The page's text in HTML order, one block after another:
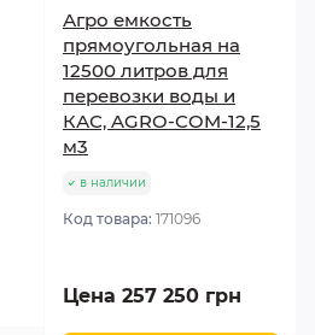
Агро емкость
прямоугольная на
12500 литров для
перевозки воды и
КАС, AGRO-COM-12,5
м3
в наличии
Код товара: 171096
Цена 257 250 грн